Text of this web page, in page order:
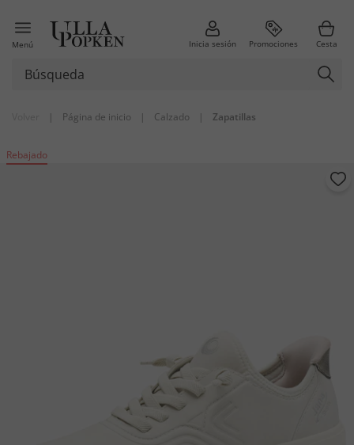
Menú Inicia sesión Promociones Cesta
| Página de inicio | Calzado | Zapatillas
Rebajado